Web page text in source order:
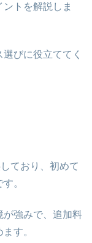
トを解説しま
びに役立ててく
ており、初めて
。
が強みで、追加料
す。